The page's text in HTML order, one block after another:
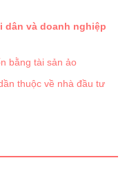
dân và doanh nghiệp
bằng tài sản ảo
thuộc về nhà đầu tư